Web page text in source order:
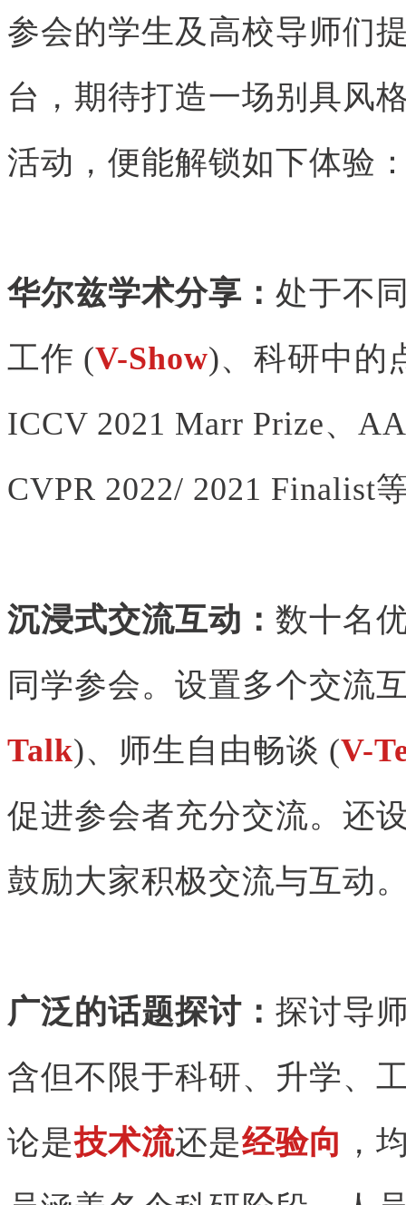
参会的学生及高校导师们
台，期待打造一场别具风
活动，便能解锁如下体验
华尔兹学术分享： 处于不
工作 (V-Show)、科研中的
ICCV 2021 Marr Prize、
CVPR 2022/ 2021 Finalist
沉浸式交流互动： 数十名
同学参会。设置多个交流
Talk)、师生自由畅谈 (V-
促进参会者充分交流。还
鼓励大家积极交流与互动
广泛的话题探讨： 探讨导
含但不限于科研、升学、
论是技术流还是经验向 ，